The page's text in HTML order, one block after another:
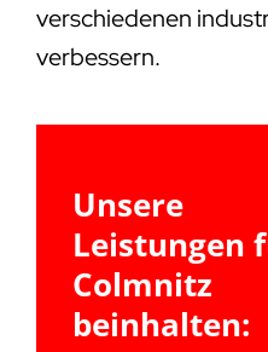
verschiedenen
verbessern.
Unsere
Leistungen
Colmnitz
beinhalten: